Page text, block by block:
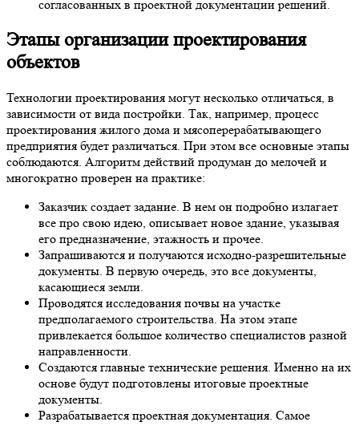
согласованных в проектной документации решений.
Этапыорганизации проектирования
объектов
Технологии проектирования могут несколько отличаться, в
зависимости от вида постройки. Так, например, процесс
проектирования жилого дома и мясоперерабатывающего
предприятия будет различаться. При этом все основные этапы
соблюдаются. Алгоритм действий продуман до мелочей и
многократно проверен на практике:
Заказчик создает задание. В нем он подробно излагает
все про свою идею, описывает новое здание, указывая
его предназначение, этажность и прочее.
Запрашиваются и получаются исходно-разрешительные
документы. В первую очередь, это все документы,
касающиеся земли.
Проводятся исследования почвы на участке
предполагаемого строительства. На этом этапе
привлекается большое количество специалистов разной
направленности.
Создаются главные технические решения. Именно на их
основе будут подготовлены итоговые проектные
документы.
Разрабатывается проектная документация. Самое